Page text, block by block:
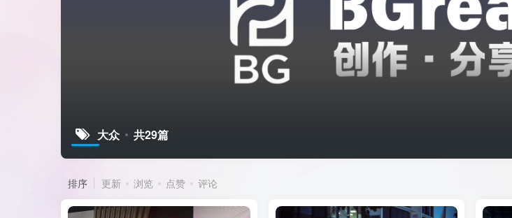
大众 共29篇
排序 更新 浏览 点赞 评论